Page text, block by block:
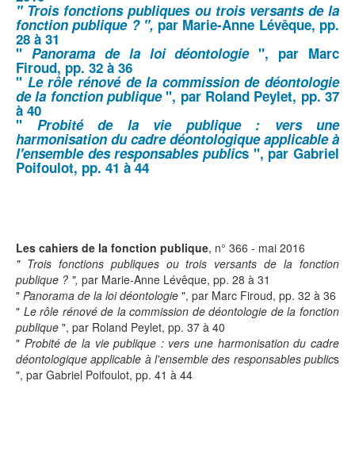
" Trois fonctions publiques ou trois versants de la
fonction publique ? ", par Marie-Anne Lévêque, pp.
28 à 31
" Panorama de la loi déontologie", par Marc
Firoud, pp. 32 à 36
" Le rôle rénové de la commission de déontologie
de la fonction publique", par Roland Peylet, pp. 37
à 40
" Probité de la vie publique : vers une
harmonisation du cadre déontologique applicable à
l'ensemble des responsables publics ", par Gabriel
Poifoulot, pp. 41 à 44
Les cahiers de la fonction publique, n° 366 - mai 2016
" Trois fonctions publiques ou trois versants de la fonction
publique ? ", par Marie-Anne Lévêque, pp. 28 à 31
" Panorama de la loi déontologie ", par Marc Firoud, pp. 32 à 36
" Le rôle rénové de la commission de déontologie de la fonction
publique ", par Roland Peylet, pp. 37 à 40
" Probité de la vie publique : vers une harmonisation du cadre
déontologique applicable à l'ensemble des responsables publics
", par Gabriel Poifoulot, pp. 41 à 44